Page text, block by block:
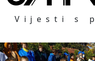
Vijesti s